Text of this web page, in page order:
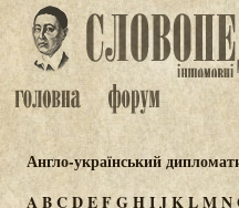
Англо-український
ABCDEFGHIJKLMN